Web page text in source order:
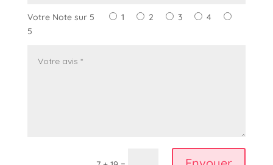
Votre Note sur 5 1 2 3
4
5